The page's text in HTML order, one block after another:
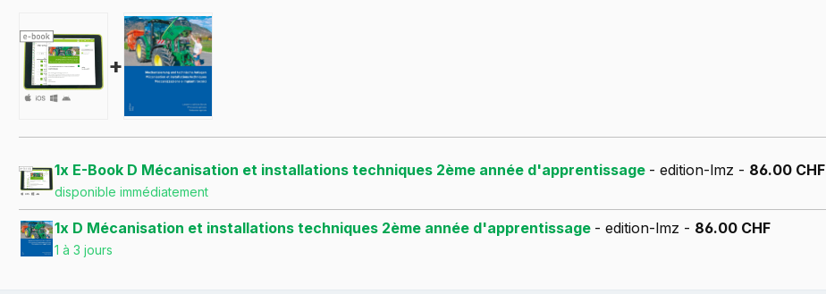
+
1x E-Book D Mécanisation et installations techniques 2ème année d'apprentissage - edition-lmz - 86.00 CHF
disponible immédiatement
1x D Mécanisation et installations techniques 2ème année d'apprentissage - edition-lmz - 86.00 CHF
1 à 3 jours